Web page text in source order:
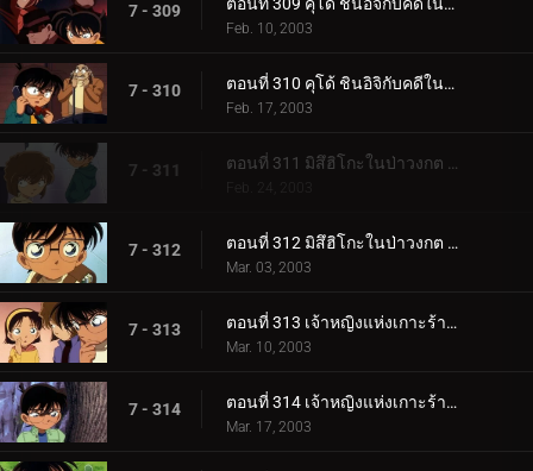
7 - 309 ตอนที่ 309 คุโด้ ชินอิจิกับคดีในนิวยอร์ก (ภาคสืบสวน)
Feb. 10, 2003
7 - 310 ตอนที่ 310 คุโด้ ชินอิจิกับคดีในนิวยอร์ก (ภาคปิดคดี)
Feb. 17, 2003
7 - 311 ตอนที่ 311 มิสึฮิโกะในป่าวงกต (ตอนแรก)
7 - 312 ตอนที่ 312 มิสึฮิโกะในป่าวงกต (ตอนจบ)
Mar. 03, 2003
7 - 313 ตอนที่ 313 เจ้าหญิงแห่งเกาะร้างกับปราสาทมังกร (ภาคคดี)
Mar. 10, 2003
7 - 314 ตอนที่ 314 เจ้าหญิงแห่งเกาะร้างกับปราสาทมังกร (ภาคสืบสวน)
Mar. 17, 2003